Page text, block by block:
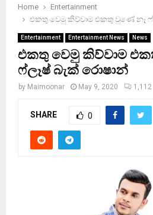
Home
Entertainment
එකතු වෙමු කිව්වාම එකතු වුණේ නෑ
Entertainment Entertainment News News
එකතු වෙමු කිව්වාම
ෆ්ලෑෂ් බැක් රොෂාන්
by Maimoonar May 9, 2020 1,112
SHARE 0